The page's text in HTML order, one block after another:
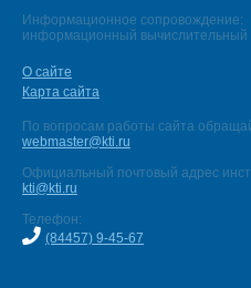
Информационное сопровождение:
информационный вычислительный
О сайте
Карта сайта
По вопросам работы сайта
webmaster@kti.ru
Официальный почтовый адрес
kti@kti.ru
Телефон:
(84457) 9-45-67